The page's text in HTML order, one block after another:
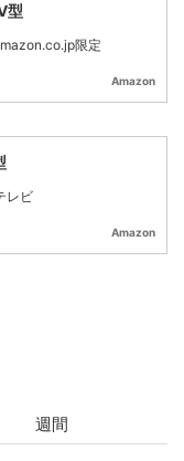
型
限定
Amazon
レビ
Amazon
週間